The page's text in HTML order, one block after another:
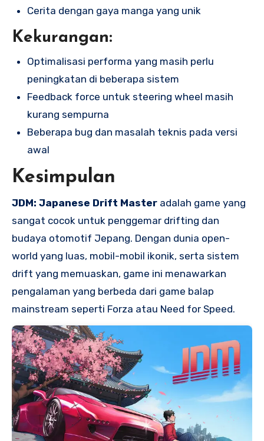
Cerita dengan gaya manga yang unik
Kekurangan:
Optimalisasi performa yang masih perlu
peningkatan di beberapa sistem
Feedback force untuk steering wheel masih
kurang sempurna
Beberapa bug dan masalah teknis pada versi
awal
Kesimpulan
JDM: Japanese Drift Master adalah game yang
sangat cocok untuk penggemar drifting dan
budaya otomotif Jepang. Dengan dunia open-
world yang luas, mobil-mobil ikonik, serta sistem
drift yang memuaskan, game ini menawarkan
pengalaman yang berbeda dari game balap
mainstream seperti Forza atau Need for Speed.